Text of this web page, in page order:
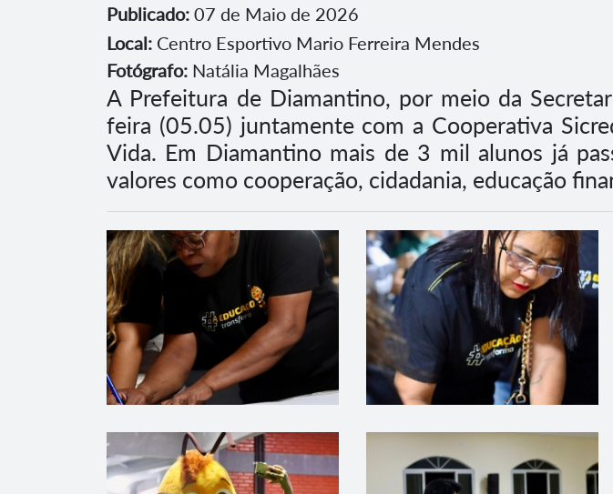
Publicado: 07 de Maio de 2026
Local: Centro Esportivo Mario Ferreira Mendes
Fotógrafo: Natália Magalhães
A Prefeitura de Diamantino, por meio da
feira (05.05) juntamente com a Cooperativa
Vida. Em Diamantino mais de 3 mil alunos já
valores como cooperação, cidadania, educação